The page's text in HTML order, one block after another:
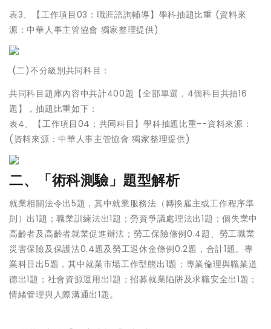
表3、【工作項目03：職涯諮詢輔導】學科抽題比重 (資料來
源：中華人事主管協會 獨家整理提供)
(二)不分級別共同科目：
共同科目題庫內容中共計400題【全部單選，4個科目共抽16
題】，抽題比重如下：
表4、【工作項目04：共同科目】學科抽題比重--資料來源：
(資料來源：中華人事主管協會 獨家整理提供)
二、「術科測驗」題型解析
就業相關法令出5題，其中就業服務法（轉換雇主或工作程序準
則）出1題；職業訓練法出1題；勞資爭議處理法出1題；個失業中
高齡者及高齡者就業促進辦法；勞工保險條例0.4題、勞工職業
災害保險及保護法0.4題及勞工退休金條例0.2題，合計1題。專
業科目出5題，其中就業市場工作型態出1題；專業倫理與職業道
德出1題；社會資源運用出1題；招募就業陷阱及求職安全出1題；
情緒管理與人際溝通出1題。